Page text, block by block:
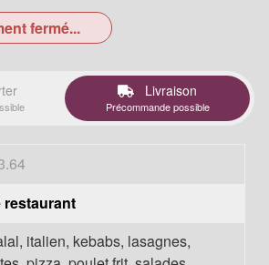
fermé...
Livraison
Précommande possible
restaurant
italien, kebabs, lasagnes,